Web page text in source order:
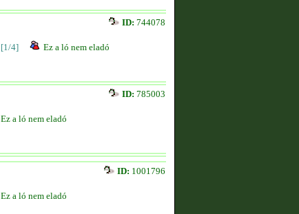
ID: 744078
[1/4] Ez a ló nem eladó
ID: 785003
Ez a ló nem eladó
ID: 1001796
Ez a ló nem eladó